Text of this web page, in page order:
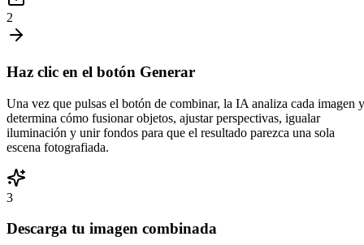
2
Haz clic en el botón Generar
Una vez que pulsas el botón de combinar, la IA analiza cada imagen y
determina cómo fusionar objetos, ajustar perspectivas, igualar
iluminación y unir fondos para que el resultado parezca una sola
escena fotografiada.
3
Descarga tu imagen combinada